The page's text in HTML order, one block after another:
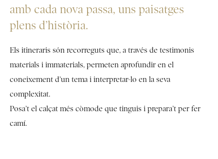
amb cada nova passa, uns paisatges
plens d’història.
Els itineraris són recorreguts que, a través de testimonis
materials i immaterials, permeten aprofundir en el
coneixement d’un tema i interpretar-lo en la seva
complexitat.
Posa’t el calçat més còmode que tinguis i prepara’t per fer
camí.